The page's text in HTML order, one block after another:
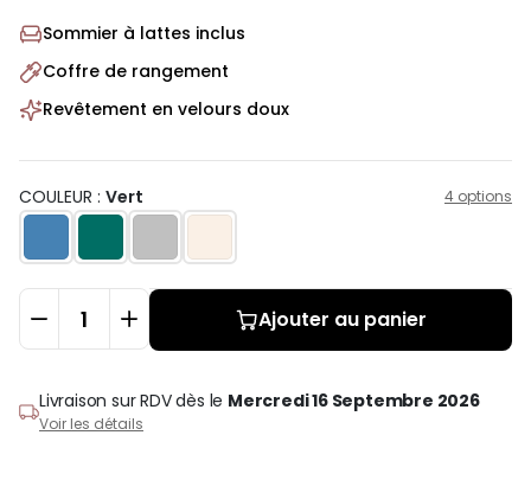
Sommier à lattes inclus
Coffre de rangement
Revêtement en velours doux
COULEUR : Vert 4 options
Ajouter au panier
Livraison sur RDVdès le Mercredi 16 Septembre 2026
Voir les détails